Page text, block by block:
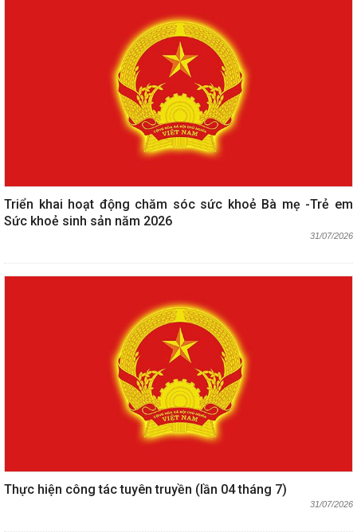
Triển khai hoạt động chăm sóc sức khoẻ Bà mẹ -Trẻ em
Sức khoẻ sinh sản năm 2026
31/07/2026
Thực hiện công tác tuyên truyền (lần 04 tháng 7)
31/07/2026